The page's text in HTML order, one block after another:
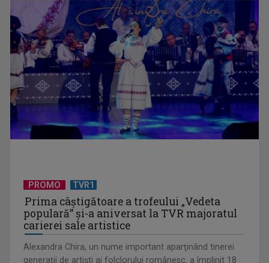
UNTOLD ONE, la Cluj-Napoca | VIDEO
PROMO TVR1
Prima câştigătoare a trofeului „Vedeta
populară” şi-a aniversat la TVR majoratul
carierei sale artistice
Alexandra Chira, un nume important aparţinând tinerei
generaţii de artişti ai folclorului românesc, a împlinit 18